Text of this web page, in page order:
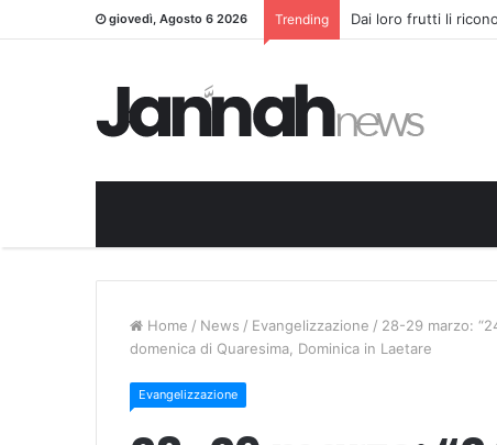
giovedì, Agosto 6 2026 Trending Dai loro frutti li
Home / News / Evangelizzazione / 28-29 marzo:
domenica di Quaresima, Dominica in Laetare
Evangelizzazione